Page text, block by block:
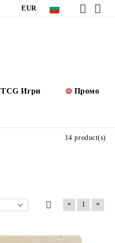
EUR
TCG Игри Промо
14 product(s)
« 1 »